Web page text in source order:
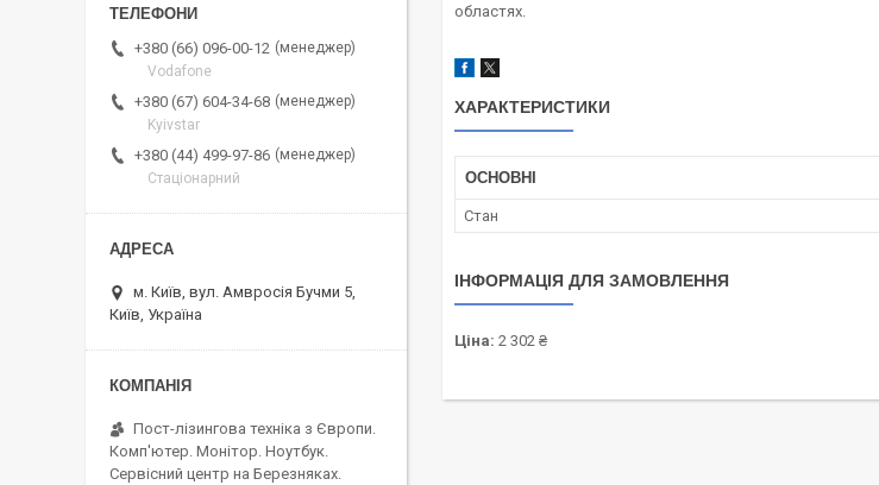
областях.
ХАРАКТЕРИСТИКИ
ОСНОВНІ
Стан
ІНФОРМАЦІЯ ДЛЯ ЗАМОВЛЕННЯ
Ціна: 2 302 ₴
+380 (66) 096-00-12
менеджер
Vodafone
+380 (67) 604-34-68
менеджер
Kyivstar
+380 (44) 499-97-86
менеджер
Стаціонарний
м. Київ, вул. Амвросія Бучми 5,
Київ, Україна
Пост-лізингова техніка з Європи.
Комп'ютер. Монітор. Ноутбук.
Сервісний центр на Березняках.